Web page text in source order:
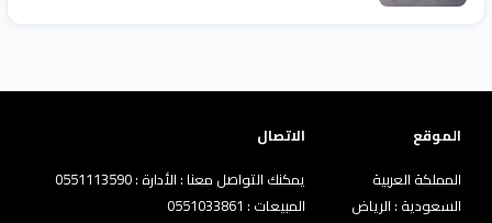
الموقع
الاتصال
المملكة العربية
السعودية : الرياض
يمكنك التواصل معنا : الأدارة : 0551113590
المبيعات : 0551033861